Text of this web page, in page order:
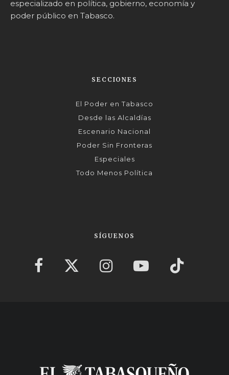
especializado en política, gobierno, economía y
poder público en Tabasco.
SECCIONES
El Poder en Tabasco
Desde las Alcaldías
Escenario Nacional
Poder Sin Fronteras
Especiales
Todo Menos Política
SÍGUENOS